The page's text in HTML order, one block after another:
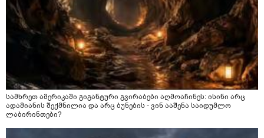
სამხრეთ ამერიკაში გიგანტური გვირაბები აღმოაჩინეს: ისინი არც
ადამიანის შექმნილია და არც ბუნების - ვინ ააშენა საიდუმლო
ლაბირინთები?